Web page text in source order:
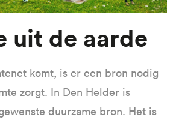
uit de aarde
komt, is er een bron nodig
zorgt. In Den Helder is
duurzame bron. Het is